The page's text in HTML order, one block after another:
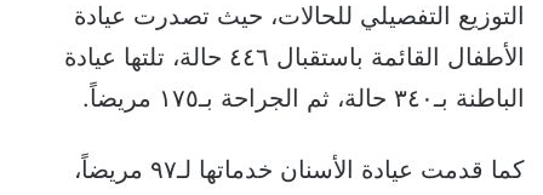
التوزيع التفصيلي للحالات، حيث تصدرت عيادة
الأطفال القائمة باستقبال ٤٤٦ حالة، تلتها عيادة
الباطنة بـ٣٤٠ حالة، ثم الجراحة بـ١٧٥ مريضاً.
كما قدمت عيادة الأسنان خدماتها لـ٩٧ مريضاً،